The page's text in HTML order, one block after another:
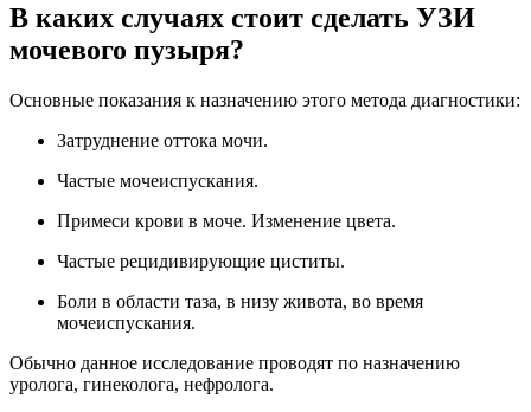
В каких случаях стоит сделать УЗИ
мочевого пузыря?
Основные показания к назначению этого метода диагностики:
Затруднение оттока мочи.
Частые мочеиспускания.
Примеси крови в моче. Изменение цвета.
Частые рецидивирующие циститы.
Боли в области таза, в низу живота, во время
мочеиспускания.
Обычно данное исследование проводят по назначению
уролога, гинеколога, нефролога.